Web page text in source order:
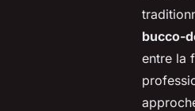
de
bucco-
entre la